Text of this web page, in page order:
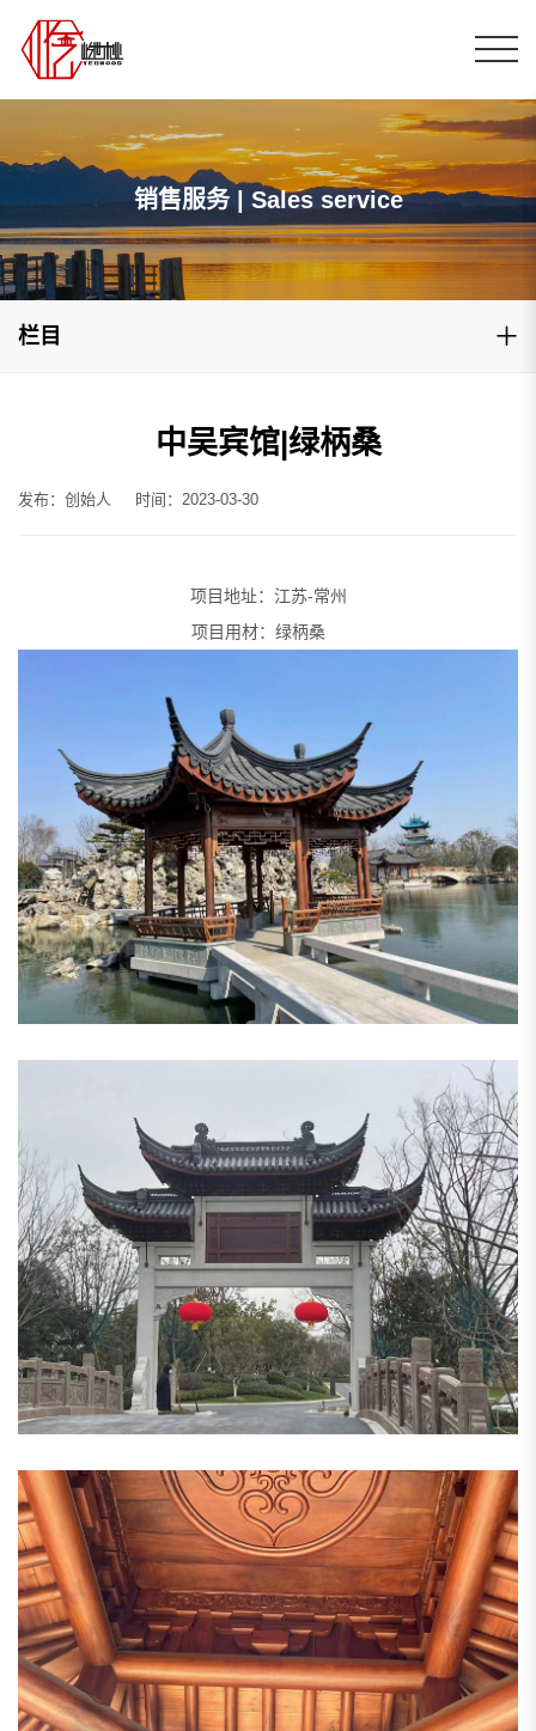
销售服务 | Sales service
栏目
中吴宾馆|绿柄桑
发布：创始人 时间：2023-03-30
项目地址：江苏-常州
项目用材：绿柄桑